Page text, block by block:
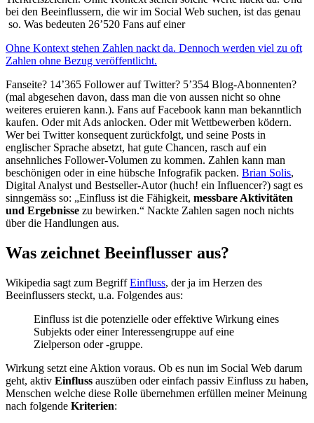
bei den Beeinflussern, die wir im Social Web suchen, ist das genau
so. Was bedeuten 26’520 Fans auf einer
Ohne Kontext stehen Zahlen nackt da. Dennoch werden viel zu oft
Zahlen ohne Bezug veröffentlicht.
Fanseite? 14’365 Follower auf Twitter? 5’354 Blog-Abonnenten?
(mal abgesehen davon, dass man die von aussen nicht so ohne
weiteres eruieren kann.). Fans auf Facebook kann man bekanntlich
kaufen. Oder mit Ads anlocken. Oder mit Wettbewerben ködern.
Wer bei Twitter konsequent zurückfolgt, und seine Posts in
englischer Sprache absetzt, hat gute Chancen, rasch auf ein
ansehnliches Follower-Volumen zu kommen. Zahlen kann man
beschönigen oder in eine hübsche Infografik packen. Brian Solis,
Digital Analyst und Bestseller-Autor (huch! ein Influencer?) sagt es
sinngemäss so: „Einfluss ist die Fähigkeit, messbare Aktivitäten
und Ergebnisse zu bewirken.“ Nackte Zahlen sagen noch nichts
über die Handlungen aus.
Was zeichnet Beeinflusser aus?
Wikipedia sagt zum BegriffEinfluss, der ja im Herzen des
Beeinflussers steckt, u.a. Folgendes aus:
Einfluss ist die potenzielle oder effektive Wirkung eines
Subjekts oder einer Interessengruppe auf eine
Zielperson oder -gruppe.
Wirkung setzt eine Aktion voraus. Ob es nun im Social Web darum
geht, aktiv Einfluss auszüben oder einfach passiv Einfluss zu haben,
Menschen welche diese Rolle übernehmen erfüllen meiner Meinung
nach folgende Kriterien: